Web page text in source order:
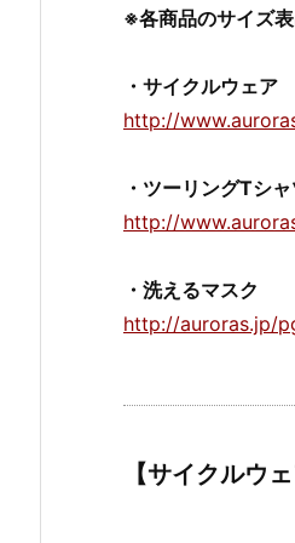
※各商品のサイズ
・サイクルウェア
http://
・ツーリングTシ
http://
・洗えるマスク
http://auroras.jp/
【サイクルウ